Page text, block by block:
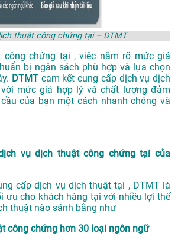
thuật công chứng tại – DTMT
công chứng tại , việc nắm rõ mức giá
bị ngân sách phù hợp và lựa chọn
DTMT cam kết cung cấp dịch vụ dịch
mức giá hợp lý và chất lượng đảm
của bạn một cách nhanh chóng và
vụ dịch thuật công chứng tại của
cấp dịch vụ dịch thuật tại , DTMT là
ưu cho khách hàng tại với nhiều lợi thế
thuật nào sánh bằng như
công chứng hơn 30 loại ngôn ngữ